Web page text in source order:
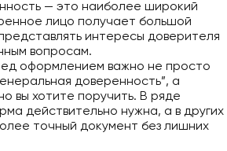
— это наиболее широкий
лицо получает большой
интересы доверителя
вопросам.
оформлением важно не просто
доверенность”, а
вы хотите поручить. В ряде
действительно нужна, а в других
точный документ без лишних